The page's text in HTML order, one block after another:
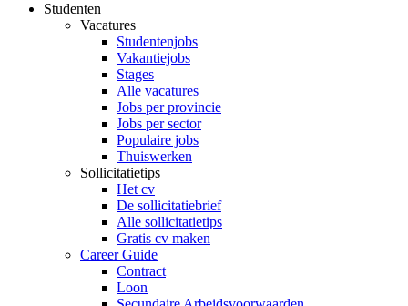
Studenten
Vacatures
Studentenjobs
Vakantiejobs
Stages
Alle vacatures
Jobs per provincie
Jobs per sector
Populaire jobs
Thuiswerken
Sollicitatietips
Het cv
De sollicitatiebrief
Alle sollicitatietips
Gratis cv maken
Career Guide
Contract
Loon